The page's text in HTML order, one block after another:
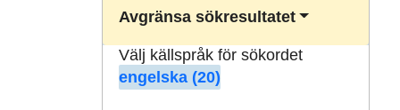
Avgränsa sökresultatet
Välj källspråk för sökordet
engelska (20)